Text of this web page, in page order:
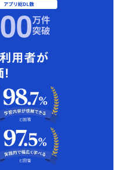
アプリ総DL数
00万件
突破